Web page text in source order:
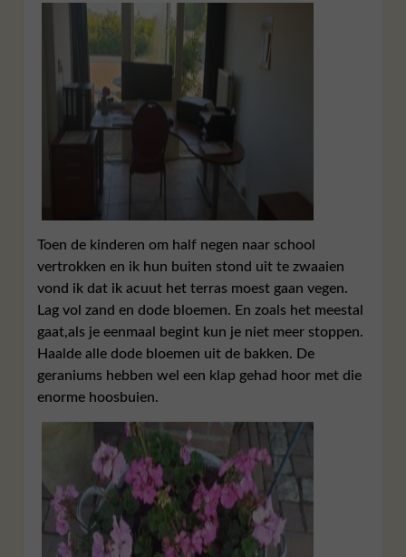
Toen de kinderen om half negen naar school
vertrokken en ik hun buiten stond uit te zwaaien
vond ik dat ik acuut het terras moest gaan vegen.
Lag vol zand en dode bloemen. En zoals het meestal
gaat,als je eenmaal begint kun je niet meer stoppen.
Haalde alle dode bloemen uit de bakken. De
geraniums hebben wel een klap gehad hoor met die
enorme hoosbuien.